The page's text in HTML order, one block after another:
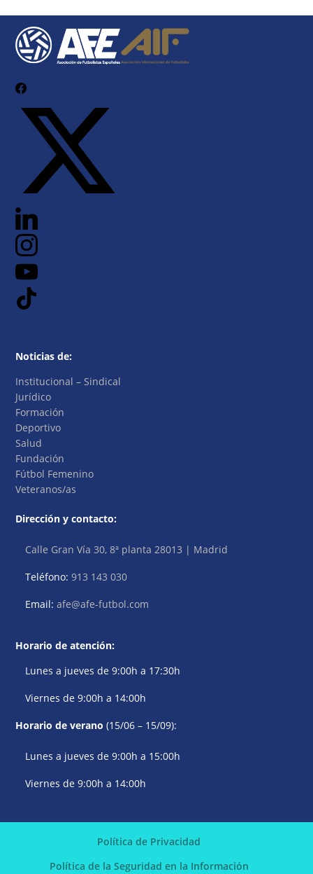
Noticias de:
Institucional – Sindical
Jurídico
Formación
Deportivo
Salud
Fundación
Fútbol Femenino
Veteranos/as
Dirección y contacto:
Calle Gran Vía 30, 8ª planta 28013 | Madrid
Teléfono:913 143 030
Email:afe@afe-futbol.com
Horario de atención:
Lunes a jueves de 9:00h a 17:30h
Viernes de 9:00h a 14:00h
Horario de verano (15/06 – 15/09):
Lunes a jueves de 9:00h a 15:00h
Viernes de 9:00h a 14:00h
Política de Privacidad
Política de la Seguridad en la Información